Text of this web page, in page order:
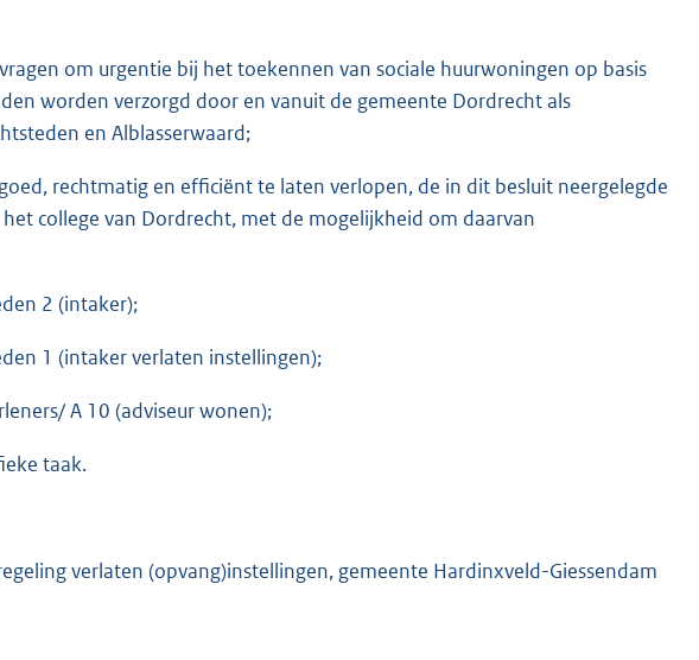
om urgentie bij het toekennen van sociale huurwoningen op basis
worden verzorgd door en vanuit de gemeente Dordrecht als
en Alblasserwaard;
rechtmatig en efficiënt te laten verlopen, de in dit besluit neergelegde
college van Dordrecht, met de mogelijkheid om daarvan
2 (intaker);
1 (intaker verlaten instellingen);
A 10 (adviseur wonen);
taak.
verlaten (opvang)instellingen, gemeente Hardinxveld-Giessendam